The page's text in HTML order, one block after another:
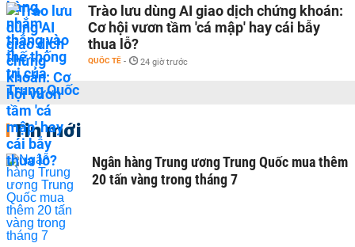
Trào lưu dùng AI giao dịch chứng khoán:
Cơ hội vươn tầm 'cá mập' hay cái bẫy
thua lỗ?
QUỐC TẾ - 24 giờ trước
Tin mới
Ngân hàng Trung ương Trung Quốc mua thêm
20 tấn vàng trong tháng 7